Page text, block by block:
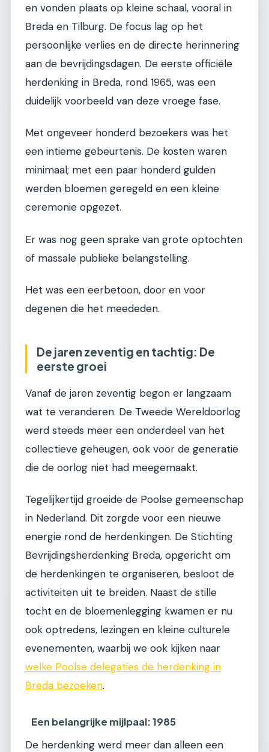
en vonden plaats op kleine schaal, vooral in
Breda en Tilburg. De focus lag op het
persoonlijke verlies en de directe herinnering
aan de bevrijdingsdagen. De eerste officiële
herdenking in Breda, rond 1965, was een
duidelijk voorbeeld van deze vroege fase.
Met ongeveer honderd bezoekers was het
een intieme gebeurtenis. De kosten waren
minimaal; met een paar honderd gulden
werden bloemen geregeld en een kleine
ceremonie opgezet.
Er was nog geen sprake van grote optochten
of massale publieke belangstelling.
Het was een eerbetoon, door en voor
degenen die het meededen.
De jaren zeventig en tachtig: De
eerste groei
Vanaf de jaren zeventig begon er langzaam
wat te veranderen. De Tweede Wereldoorlog
werd steeds meer een onderdeel van het
collectieve geheugen, ook voor de generatie
die de oorlog niet had meegemaakt.
Tegelijkertijd groeide de Poolse gemeenschap
in Nederland. Dit zorgde voor een nieuwe
energie rond de herdenkingen. De Stichting
Bevrijdingsherdenking Breda, opgericht om
de herdenkingen te organiseren, besloot de
activiteiten uit te breiden. Naast de stille
tocht en de bloemenlegging kwamen er nu
ook optredens, lezingen en kleine culturele
evenementen, waarbij we ook kijken naar
welke Poolse delegaties de herdenking in
Breda bezoeken.
Een belangrijke mijlpaal: 1985
De herdenking werd meer dan alleen een